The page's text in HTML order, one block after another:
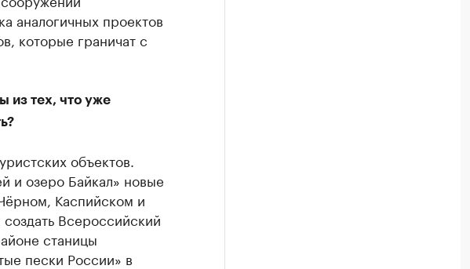
аналогичных проектов
которые граничат с
из тех, что уже
объектов.
и озеро Байкал» новые
Каспийском и
Всероссийский
станицы
пески России» в